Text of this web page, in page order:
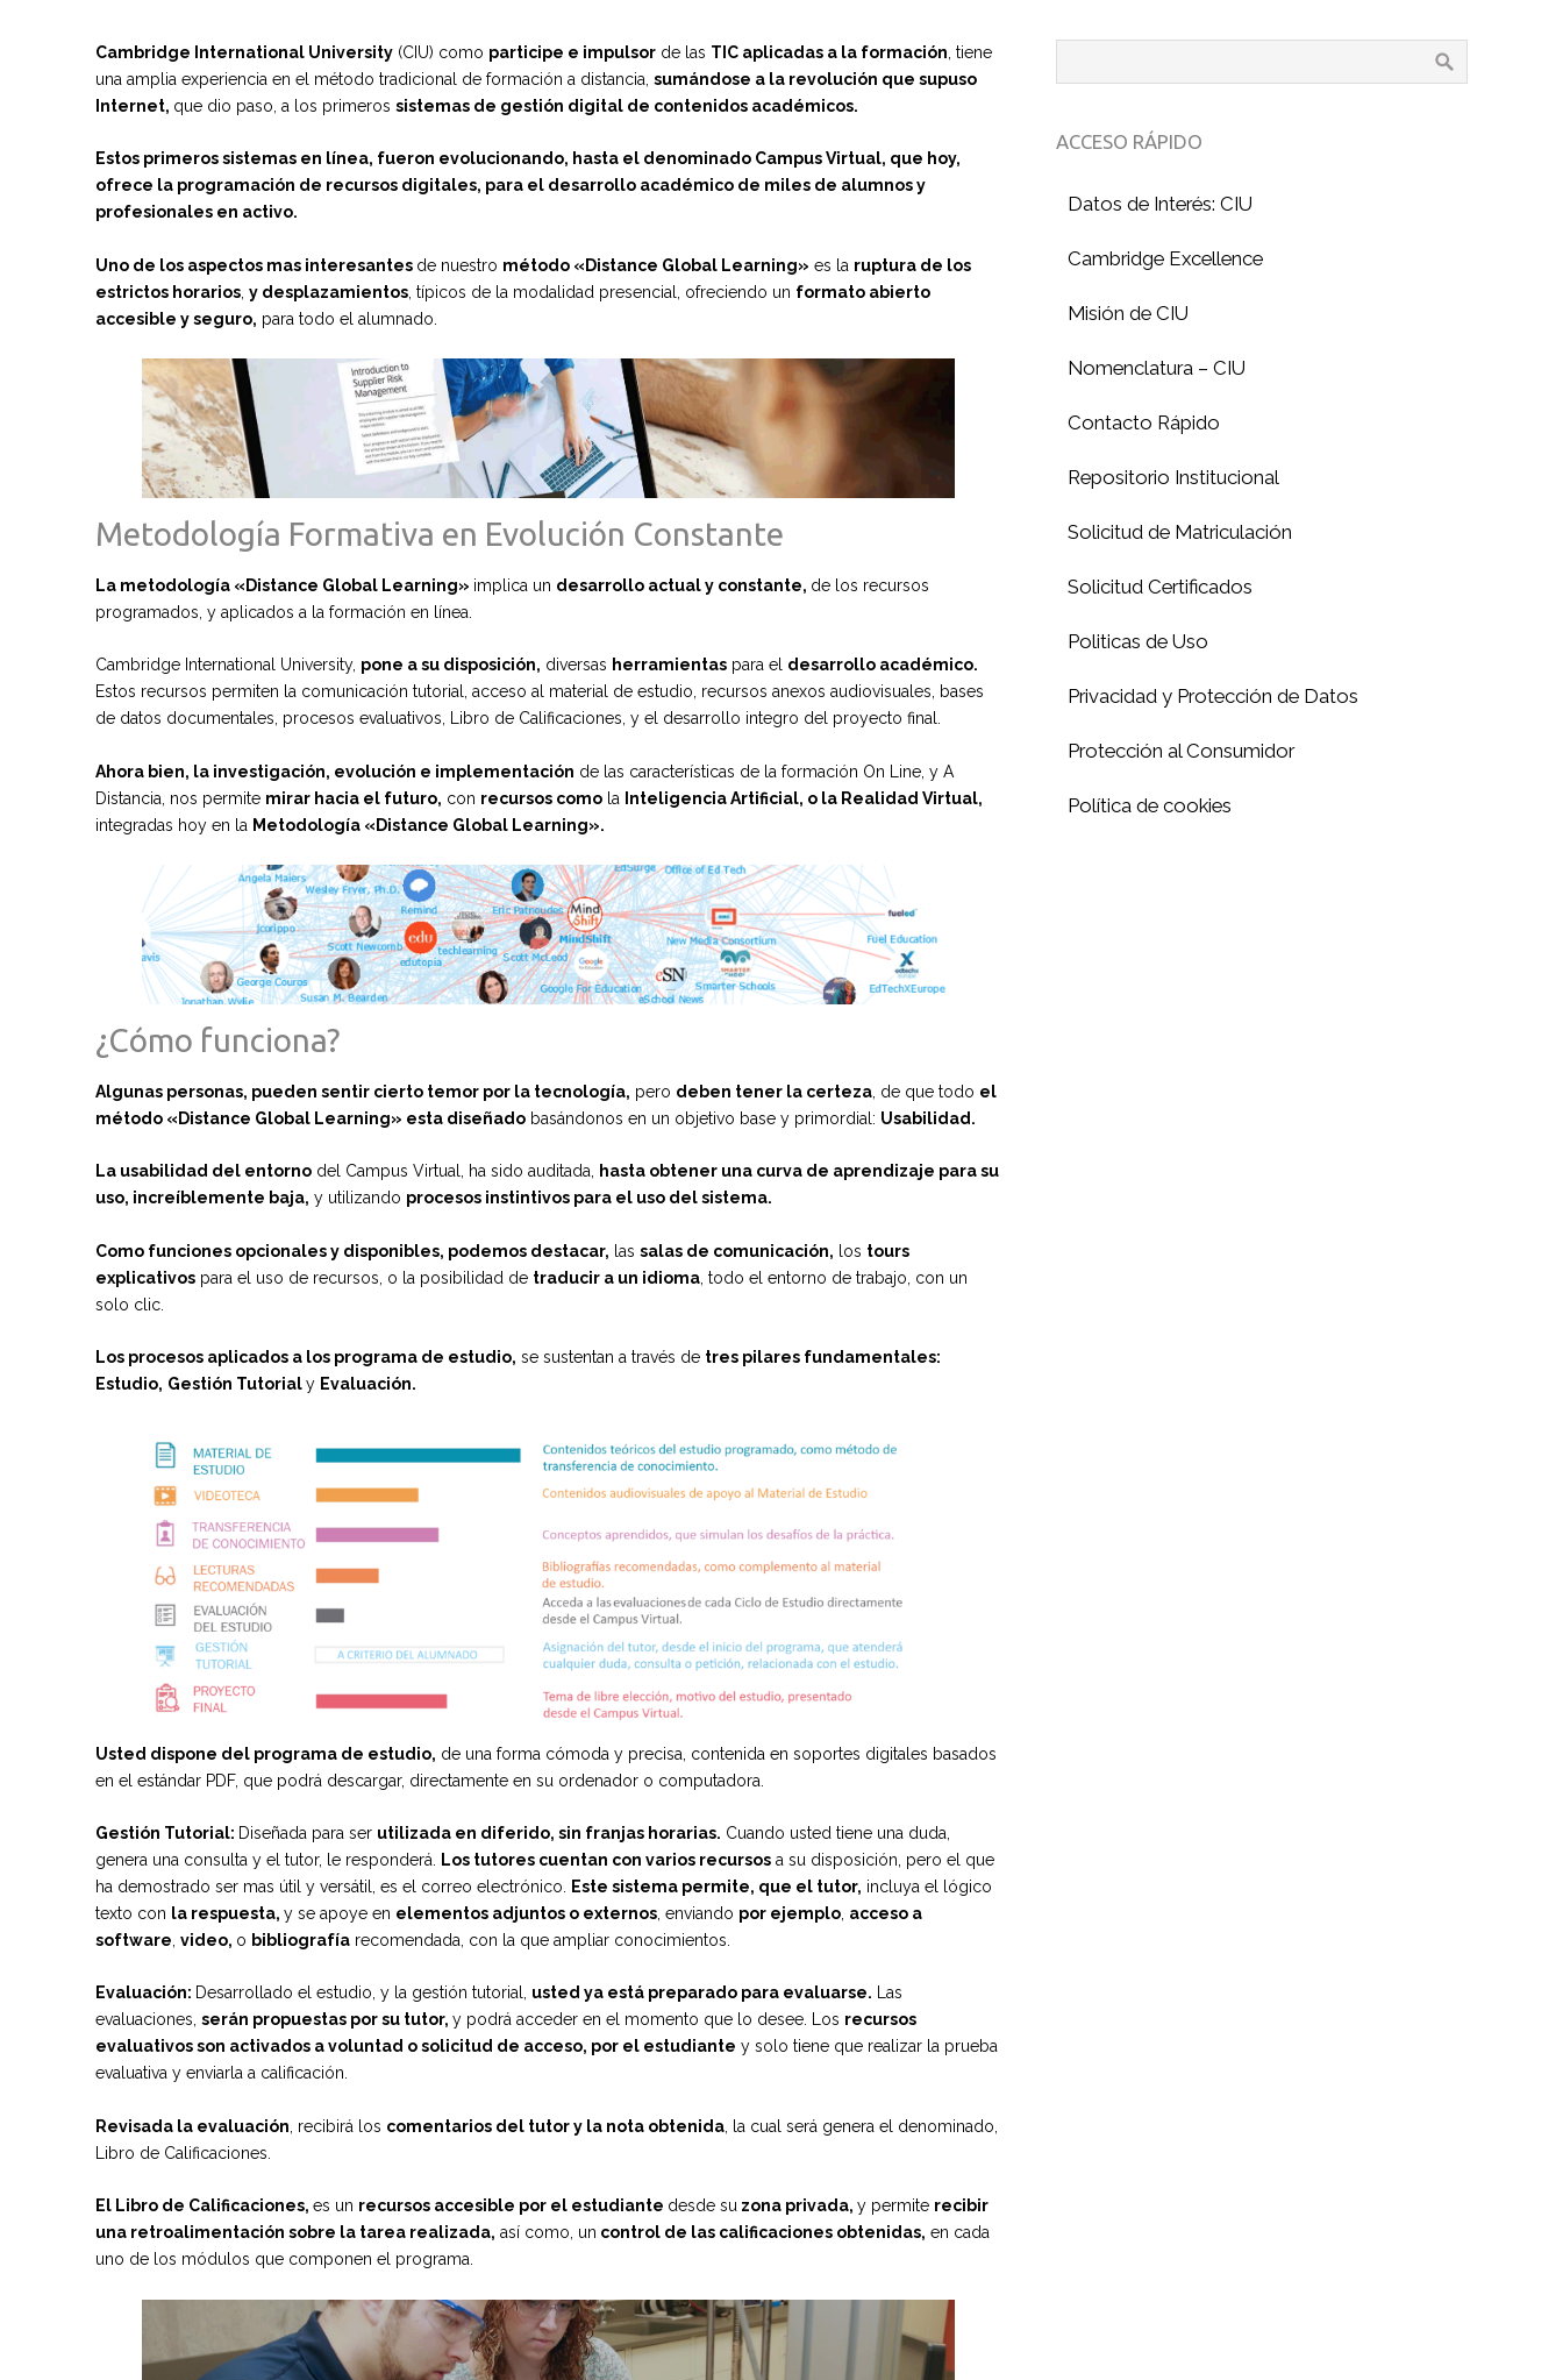
Cambridge International University (CIU) como participe e impulsor de las TIC aplicadas a la formación , tiene
una amplia experiencia en el método tradicional de formación a distancia, sumándose a la revolución que supuso
Internet, que dio paso, a los primeros sistemas de gestión digital de contenidos académicos.
Estos primeros sistemas en línea, fueron evolucionando, hasta el denominado Campus Virtual, que hoy,
ofrece la programación de recursos digitales, para el desarrollo académico de miles de alumnos y
profesionales en activo.
Uno de los aspectos mas interesantes de nuestro método «Distance Global Learning» es la ruptura de los
estrictos horarios y desplazamientos , típicos de la modalidad presencial, ofreciendo un formato abierto
accesible y seguro, para todo el alumnado.
Metodología Formativa en Evolución Constante
La metodología «Distance Global Learning» implica un desarrollo actual y constante, de los recursos
programados, y aplicados a la formación en línea.
Cambridge International University, pone a su disposición, diversas herramientas para el desarrollo académico.
Estos recursos permiten la comunicación tutorial, acceso al material de estudio, recursos anexos audiovisuales, bases
de datos documentales, procesos evaluativos, Libro de Calificaciones, y el desarrollo integro del proyecto final.
Ahora bien, la investigación, evolución e implementación de las características de la formación On Line, y A
Distancia, nos permite mirar hacia el futuro, con recursos como la
Inteligencia Artificial, o la Realidad Virtual,
integradas hoy en la Metodología «Distance Global Learning».
¿Cómo funciona?
Algunas personas, pueden sentir cierto temor por la tecnología, pero deben tener la certeza , de que todo el
método «Distance Global Learning» esta diseñado basándonos en un objetivo base y primordial: Usabilidad.
La usabilidad del entorno del Campus Virtual, ha sido auditada, hasta obtener una curva de aprendizaje para su
uso, increíblemente baja, y utilizando procesos instintivos para el uso del sistema.
Como funciones opcionales y disponibles, podemos destacar, las salas de comunicación, los tours
explicativos para el uso de recursos, o la posibilidad de traducir a un idioma , todo el entorno de trabajo, con un
solo clic.
Los procesos aplicados a los programa de estudio, se sustentan a través de tres pilares fundamentales:
Estudio, Gestión Tutorialy Evaluación.
Usted dispone del programa de estudio, de una forma cómoda y precisa, contenida en soportes digitales basados
en el estándar PDF, que podrá descargar, directamente en su ordenador o computadora.
Gestión Tutorial: Diseñada para ser utilizada en diferido, sin franjas horarias. Cuando usted tiene una duda,
genera una consulta y el tutor, le responderá.
Los tutores cuentan con varios recursos a su disposición, pero el que
ha demostrado ser mas útil y versátil, es el correo electrónico.
Este sistema permite, que el tutor, incluya el lógico
texto con la respuesta, y se apoye en elementos adjuntos o externos , enviando por ejemplo acceso a
software video, o bibliografía recomendada, con la que ampliar conocimientos.
Evaluación: Desarrollado el estudio, y la gestión tutorial, usted ya está preparado para evaluarse. Las
evaluaciones, serán propuestas por su tutor, y podrá acceder en el momento que lo desee. Los recursos
evaluativos son activados a voluntad o solicitud de acceso, por el estudiante y solo tiene que realizar la prueba
evaluativa y enviarla a calificación.
Revisada la evaluación , recibirá los comentarios del tutor y la nota obtenida , la cual será genera el denominado,
Libro de Calificaciones.
El Libro de Calificaciones, es un recursos accesible por el estudiante desde su zona privada, y permite recibir
una retroalimentación sobre la tarea realizada, así como, un control de las calificaciones obtenidas, en cada
uno de los módulos que componen el programa.
ACCESO RÁPIDO
Datos de Interés: CIU
Cambridge Excellence
Misión de CIU
Nomenclatura – CIU
Contacto Rápido
Repositorio Institucional
Solicitud de Matriculación
Solicitud Certificados
Politicas de Uso
Privacidad y Protección de Datos
Protección al Consumidor
Política de cookies